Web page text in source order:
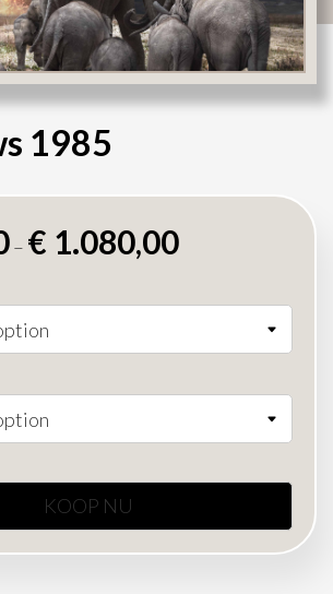
1985
– € 1.080,00
KOOP NU